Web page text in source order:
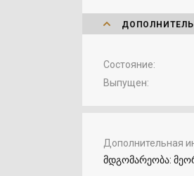
Состояние
Выпущен
Дополнительная
მდგომარეობა: